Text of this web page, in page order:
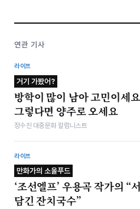
연관 기사
라이프
거기 가봤어?
방학이 많이 남아 고민이세
그렇다면 양주로 오세요
정수진 대중문화 칼럼니스트
라이프
만화가의 소울푸드
‘조선엘프’ 우용곡 작가의 “
담긴 잔치국수”